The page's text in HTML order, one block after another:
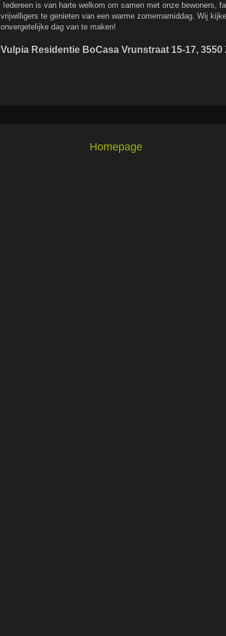
Iedereen is van harte welkom om samen met onze bewoners,
vrijwilligers te genieten van een warme zomernamiddag. Wij
onvergetelijke dag van te maken!
Vulpia Residentie BoCasa Vrunstraat 15-17, 3550
Homepage